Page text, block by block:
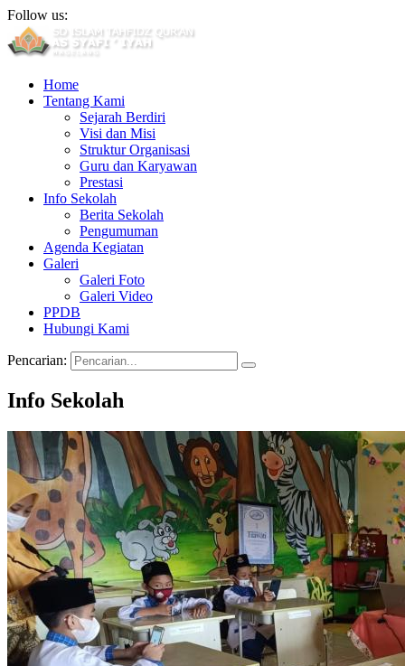
Follow us:
Home
Tentang Kami
Sejarah Berdiri
Visi dan Misi
Struktur Organisasi
Guru dan Karyawan
Prestasi
Info Sekolah
Berita Sekolah
Pengumuman
Agenda Kegiatan
Galeri
Galeri Foto
Galeri Video
PPDB
Hubungi Kami
Pencarian:
Info Sekolah